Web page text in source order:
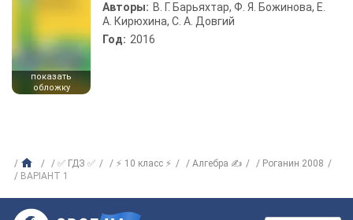
показать
обложку
Авторы: В. Г. Барьяхтар, Ф. Я. Божинова, Е.
А. Кирюхина, С. А. Довгий
Год: 2016
✅ ГДЗ ✅ ⚡ 10 класс ⚡ Алгебра ✍
Роганин 2008
ВАРІАНТ 1